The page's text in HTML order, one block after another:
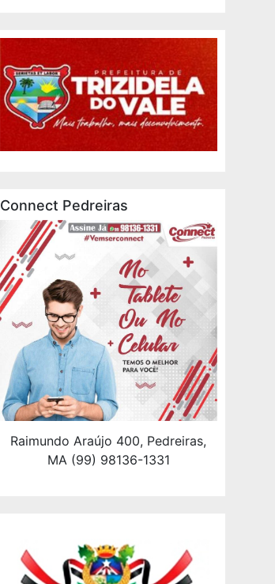
Connect Pedreiras
Raimundo Araújo 400, Pedreiras,
MA (99) 98136-1331